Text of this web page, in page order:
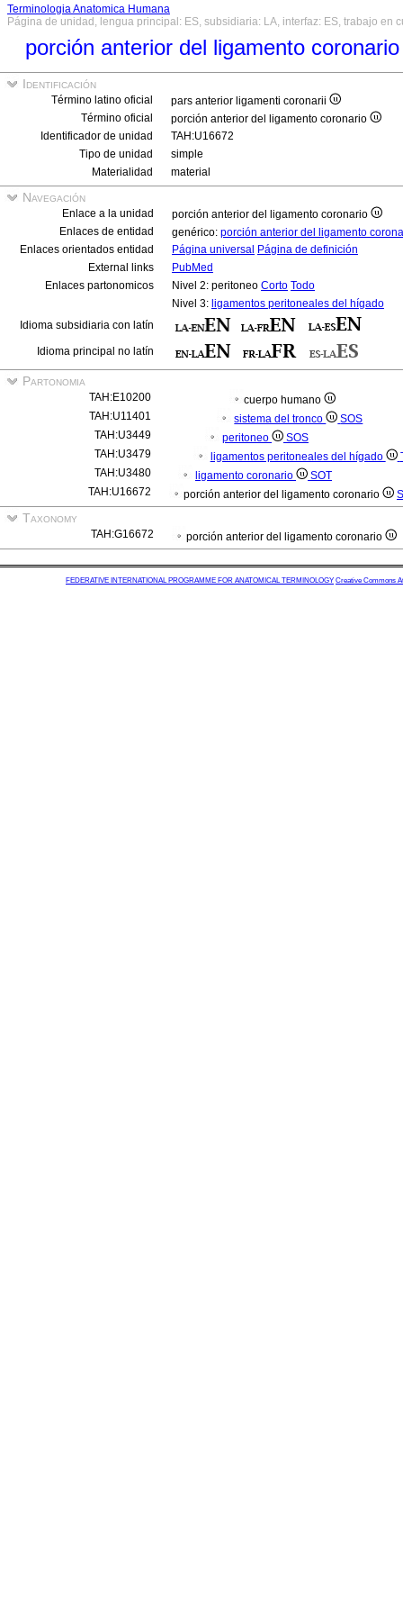
Terminologia Anatomica Humana
Página de unidad, lengua principal: ES, subsidiaria: LA, interfaz: ES, trabajo en
porción anterior del ligamento
Identificación
Término latino oficial
pars anterior ligamenti coronarii
Término oficial
porción anterior del ligamento coronario
Identificador de unidad
TAH:U16672
Tipo de unidad
simple
Materialidad
material
Navegación
Enlace a la unidad
porción anterior del ligamento coronario
Enlaces de entidad
genérico: porción anterior del ligamento
Enlaces orientados entidad
Página universal Página de definición
External links
PubMed
Enlaces partonomicos
Nivel 2: peritoneo Corto Todo
Nivel 3: ligamentos peritoneales del hígado
Idioma subsidiaria con latín
Idioma principal no latín
Partonomia
TAH:E10200
cuerpo humano
TAH:U11401
sistema del tronco
SOS
TAH:U3449
peritoneo
SOS
TAH:U3479
ligamentos peritoneales del hígado
TAH:U3480
ligamento coronario
SOT
TAH:U16672
porción anterior del ligamento coronario
Taxonomy
TAH:G16672 porción anterior del ligamento coronario
FEDERATIVE INTERNATIONAL PROGRAMME FOR ANATOMICAL TERMINOLOGY Creative Commons